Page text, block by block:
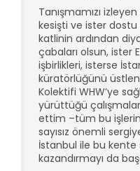
Tanışmamızı
kesişti ve ister dostu
katlinin ardından
çabaları olsun, ister
işbirlikleri, isterse
küratörlüğünü
Kolektifi WHW’ye
yürüttüğü
ettim –tüm bu
sayısız önemli
İstanbul ile bu kente
kazandırmayı da